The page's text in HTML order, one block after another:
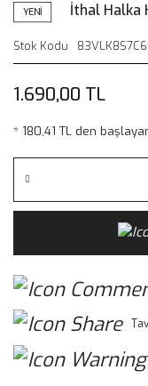
YENİ İthal Halka
Stok Kodu 83VLK8S7C6
1.690,00 TL
* 180,41 TL den